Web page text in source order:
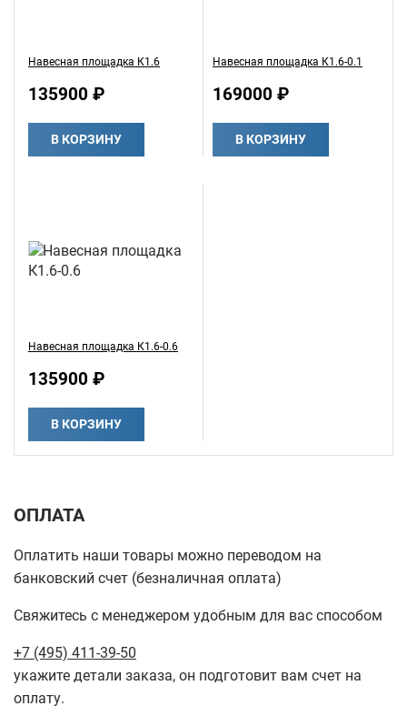
Навесная площадка К1.6
135900 ₽
В КОРЗИНУ
Навесная площадка К1.6-0.1
169000 ₽
В КОРЗИНУ
Навесная площадка К1.6-0.6
135900 ₽
В КОРЗИНУ
ОПЛАТА
Оплатить наши товары можно переводом на
банковский счет (безналичная оплата)
Свяжитесь с менеджером удобным для вас способом
+7 (495) 411-39-50
укажите детали заказа, он подготовит вам счет на
оплату.